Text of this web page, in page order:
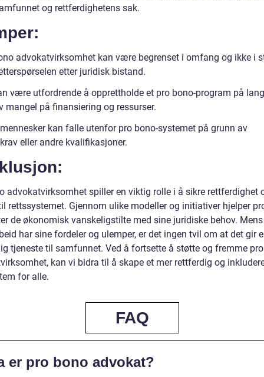
og rettferdighetens sak.
advokatvirksomhet kan være begrenset i omfang og ikke i
etter juridisk bistand.
være utfordrende å opprettholde et pro bono-program på
mangel på finansiering og ressurser.
kan falle utenfor pro bono-systemet på grunn av
eller andre kvalifikasjoner.
advokatvirksomhet spiller en viktig rolle i å sikre rettferdighet
rettssystemet. Gjennom ulike modeller og initiativer hjelper
de økonomisk vanskeligstilte med sine juridiske behov.
har sine fordeler og ulemper, er det ingen tvil om at det gir
tjeneste til samfunnet. Ved å fortsette å støtte og fremme
kan vi bidra til å skape et mer rettferdig og
for alle.
FAQ
er pro bono advokat?